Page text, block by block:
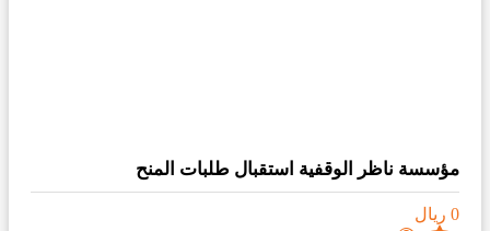
مؤسسة ناظر الوقفية استقبال طلبات المنح
0 ريال